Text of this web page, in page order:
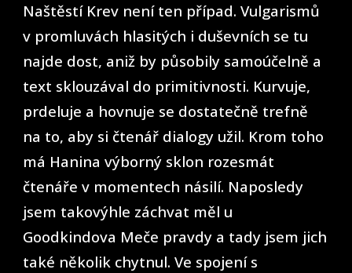
Naštěstí Krev není ten případ. Vulgarismů
v promluvách hlasitých i duševních se tu
najde dost, aniž by působily samoúčelně a
text sklouzával do primitivnosti. Kurvuje,
prdeluje a hovnuje se dostatečně trefně
na to, aby si čtenář dialogy užil. Krom toho
má Hanina výborný sklon rozesmát
čtenáře v momentech násilí. Naposledy
jsem takovýhle záchvat měl u
Goodkindova Meče pravdy a tady jsem jich
také několik chytnul. Ve spojení s